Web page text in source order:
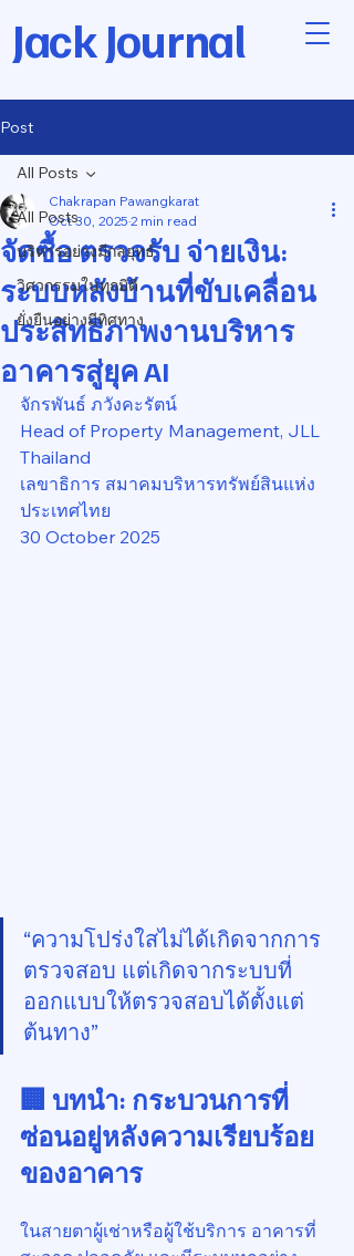
Jack Journal
Post
All Posts
บริหารอย่างมีกลยุทธ์
วิศวกรรมในทุกมิติ
ยั่งยืนอย่างมีทิศทาง
All Posts
จัดซื้อ ตรวจรับ จ่ายเงิน:
ระบบหลังบ้านที่ขับเคลื่อน
ประสิทธิภาพงานบริหาร
อาคารสู่ยุค AI
Chakrapan Pawangkarat
Oct 30, 2025 2 min read
จักรพันธ์ ภวังคะรัตน์
Head of Property Management, JLL
Thailand
เลขาธิการ สมาคมบริหารทรัพย์สินแห่ง
ประเทศไทย
30 October 2025
“ความโปร่งใสไม่ได้เกิดจากการ
ตรวจสอบ แต่เกิดจากระบบที่
ออกแบบให้ตรวจสอบได้ตั้งแต่
ต้นทาง”
🏢 บทนำ: กระบวนการที่
ซ่อนอยู่หลังความเรียบร้อย
ของอาคาร
ในสายตาผู้เช่าหรือผู้ใช้บริการ อาคารที่